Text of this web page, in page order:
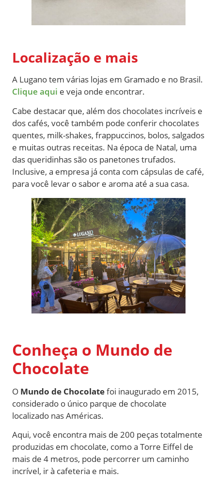
Localização e mais
A Lugano tem várias lojas em Gramado e no Brasil.
Clique aqui e veja onde encontrar.
Cabe destacar que, além dos chocolates incríveis e
dos cafés, você também pode conferir chocolates
quentes, milk-shakes, frappuccinos, bolos, salgados
e muitas outras receitas. Na época de Natal, uma
das queridinhas são os panetones trufados.
Inclusive, a empresa já conta com cápsulas de café,
para você levar o sabor e aroma até a sua casa.
Conheça o Mundo de
Chocolate
O Mundo de Chocolatefoi inaugurado em 2015,
considerado o único parque de chocolate
localizado nas Américas.
Aqui, você encontra mais de 200 peças totalmente
produzidas em chocolate, como a Torre Eiffel de
mais de 4 metros, pode percorrer um caminho
incrível, ir à cafeteria e mais.